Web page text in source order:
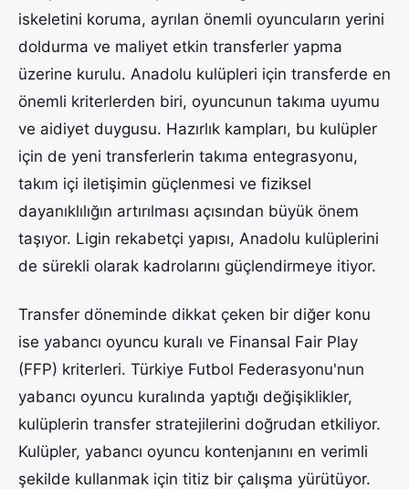
iskeletini koruma, ayrılan önemli oyuncuların yerini
doldurma ve maliyet etkin transferler yapma
üzerine kurulu. Anadolu kulüpleri için transferde en
önemli kriterlerden biri, oyuncunun takıma uyumu
ve aidiyet duygusu. Hazırlık kampları, bu kulüpler
için de yeni transferlerin takıma entegrasyonu,
takım içi iletişimin güçlenmesi ve fiziksel
dayanıklılığın artırılması açısından büyük önem
taşıyor. Ligin rekabetçi yapısı, Anadolu kulüplerini
de sürekli olarak kadrolarını güçlendirmeye itiyor.
Transfer döneminde dikkat çeken bir diğer konu
ise yabancı oyuncu kuralı ve Finansal Fair Play
(FFP) kriterleri. Türkiye Futbol Federasyonu'nun
yabancı oyuncu kuralında yaptığı değişiklikler,
kulüplerin transfer stratejilerini doğrudan etkiliyor.
Kulüpler, yabancı oyuncu kontenjanını en verimli
şekilde kullanmak için titiz bir çalışma yürütüyor.